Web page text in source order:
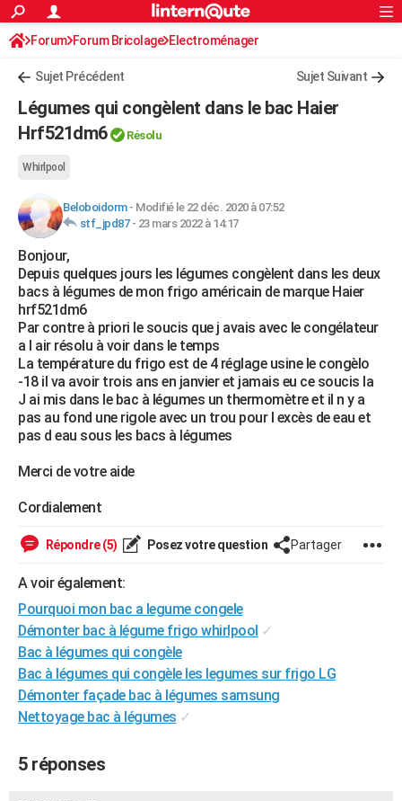
ACTUALITÉS
Politique
Société
Faits Divers
Education
Monde
Villes
+
Programme TV
TNTStreaming
Cinéma
Sorties cinéma
Musique
+FINANCE
Retraite
Impôts
Epargne
Immobilier
Risques naturels par ville
Banque
Assurance
Crédit
AUTO
Essais
Réserver un essai
Citadines
Berlines
SUV
Forum auto
HIGH-TECH
Mobiles
Meilleur smartphone
Internet
Ordinateurs
Jeux vidéo
Guide high-tech
BRICOLAGE
Forum
Aménagement intérieur
Extérieur
Cuisine
Salle de bains
Jardinage
Rangement
WEEK-END
Guides de France
Escapades
Patrimoine
Expositions
Musées
Week-end nature
LIFESTYLE
Art de vivre
Bien-être
Loisirs
Mode
Modes de vie
SANTE
Alimentation
Guide de la santé
Maladies
Médicaments
Sommeil
VOYAGE
Destinations
City break
Voyage nature
Voyage de noces
Forum
Climat
PHOTO
CARTE DE VOEUX
Dictionnaire
Biographies
Citations
Expressions
Proverbes
PROGRAMME TV
S'inscrire
Se connecter
Lycées
Collèges
Primaires
Universités
Entreprises
Service militaire
Avis de recherche
AVIS DE DÉCÈS
FORUM
S'inscrire
Connexion
Forum Forum Bricolage Electroménager
Sujet Précédent Sujet Suivant
Légumes qui congèlent dans le bac Haier
Hrf521dm6
Résolu
Whirlpool
Beloboidorm- Modifié le 22 déc. 2020 à 07:52
stf_jpd87- 23 mars 2022 à 14:17
Bonjour,
Depuis quelques jours les légumes congèlent dans les deux
bacs à légumes de mon frigo américain de marque Haier
hrf521dm6
Par contre à priori le soucis que j avais avec le congélateur
a l air résolu à voir dans le temps
La température du frigo est de 4 réglage usine le congèlo
-18 il va avoir trois ans en janvier et jamais eu ce soucis la
J ai mis dans le bac à légumes un thermomètre et il n y a
pas au fond une rigole avec un trou pour l excès de eau et
pas d eau sous les bacs à légumes
Merci de votre aide
Cordialement
Répondre (5) Posez votre question Partager
A voir également:
Pourquoi mon bac a legume congele
Démonter bac à légume frigo whirlpool ✓
Bac à légumes qui congèle
Bac à légumes qui congèle les legumes sur frigo LG
Démonter façade bac à légumes samsung
Nettoyage bac à légumes ✓
5 réponses